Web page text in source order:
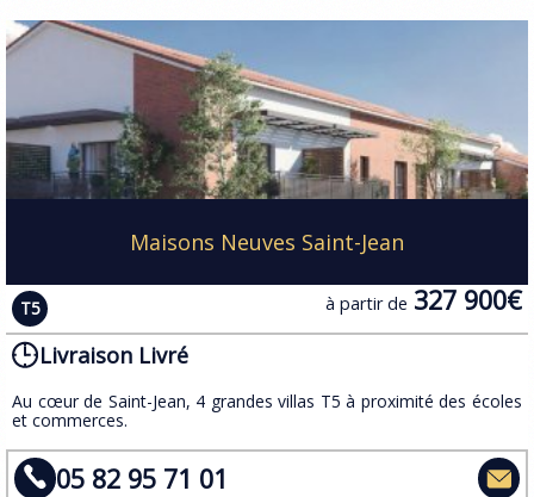
Maisons Neuves Saint-Jean
T5 à partir de 327 900€
Livraison Livré
Au cœur de Saint-Jean, 4 grandes villas T5 à proximité des écoles
et commerces.
05 82 95 71 01